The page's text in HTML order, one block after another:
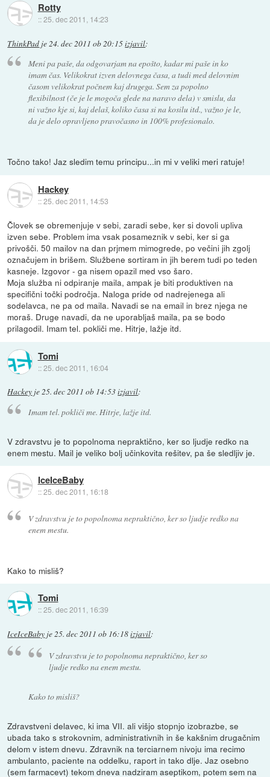
Rotty
::25. dec 2011, 14:23
ThinkPad je24. dec 2011 ob 20:15izjavil:
Meni pa paše, da odgovarjam na epošto, kadar mi paše in ko
imam čas. Velikokrat izven delovnega časa, a tudi med delovnim
časom velikokrat počnem kaj drugega. Sem za popolno
flexibilnost (če je le mogoča glede na naravo dela) v smislu, da
ni važno kje si, kaj delaš, koliko časa si na kosilu itd., važno je le,
da je delo opravljeno pravočasno in 100% profesionalo.
Točno tako! Jaz sledim temu principu...in mi v veliki meri ratuje!
Hackey
::25. dec 2011, 14:53
Človek se obremenjuje v sebi, zaradi sebe, ker si dovoli upliva
izven sebe. Problem ima vsak posameznik v sebi, ker si ga
privošči. 50 mailov na dan prjmem mimogrede, po večini jih zgolj
označujem in brišem. Službene sortiram in jih berem tudi po teden
kasneje. Izgovor - ga nisem opazil med vso šaro.
Moja služba ni odpiranje maila, ampak je biti produktiven na
specifični točki področja. Naloga pride od nadrejenega ali
sodelavca, ne pa od maila. Navadi se na email in brez njega ne
moraš. Druge navadi, da ne uporabljaš maila, pa se bodo
prilagodil. Imam tel. pokliči me. Hitrje, lažje itd.
Tomi
::25. dec 2011, 16:04
Hackey je25. dec 2011 ob 14:53izjavil:
Imam tel. pokliči me. Hitrje, lažje itd.
V zdravstvu je to popolnoma nepraktično, ker so ljudje redko na
enem mestu. Mail je veliko bolj učinkovita rešitev, pa še sledljiv je.
IceIceBaby
::25. dec 2011, 16:18
V zdravstvu je to popolnoma nepraktično, ker so ljudje redko na
enem mestu.
Kako to misliš?
Tomi
::25. dec 2011, 16:39
IceIceBaby je 25. dec 2011 ob 16:18izjavil:
V zdravstvu je to popolnoma nepraktično, ker so
ljudje redko na enem mestu.
Kako to misliš?
Zdravstveni delavec, ki ima VII. ali višjo stopnjo izobrazbe, se
ubada tako s strokovnim, administrativnih in še kakšnim drugačnim
delom v istem dnevu. Zdravnik na terciarnem nivoju ima recimo
ambulanto, paciente na oddelku, raport in tako dlje. Jaz osebno
(sem farmacevt) tekom dneva nadziram aseptikom, potem sem na